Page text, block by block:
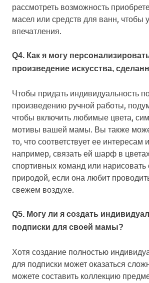
рассмотреть возможность
масел или средств для ванн, чтобы
впечатления.
Q4. Как я могу
произведение искусства,
Чтобы придать индивидуальность
произведению ручной работы,
чтобы включить любимые цвета,
мотивы вашей мамы. Вы также
то, что соответствует ее интересам
например, связать ей шарф в
спортивных команд или нарисовать
природой, если она любит
свежем воздухе.
Q5. Могу ли я создать
подписки для своей мамы?
Хотя создание полностью
для подписки может оказаться
можете составить коллекцию